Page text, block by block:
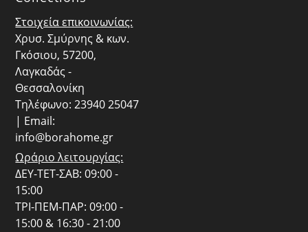
Στοιχεία επικοινωνίας:
Χρυσ. Σμύρνης & κων.
Γκόσιου, 57200,
Λαγκαδάς -
Θεσσαλονίκη
Τηλέφωνο: 23940 25047
| Email:
info@borahome.gr
Ωράριο λειτουργίας:
ΔΕΥ-ΤΕΤ-ΣΑΒ: 09:00 -
15:00
ΤΡΙ-ΠΕΜ-ΠΑΡ: 09:00 -
15:00 & 16:30 - 21:00